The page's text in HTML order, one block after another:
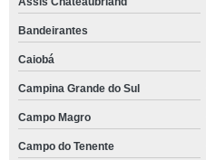
Bandeirantes
Caiobá
Campina Grande do Sul
Campo Magro
Campo do Tenente